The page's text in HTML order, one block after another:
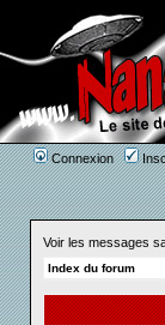
Connexion
Voir les messages
Index du forum